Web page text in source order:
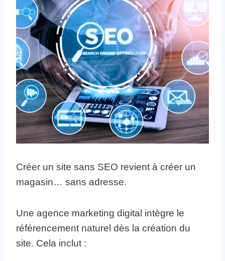
Créer un site sans SEO revient à créer un
magasin… sans adresse.
Une agence marketing digital intègre le
référencement naturel dès la création du
site. Cela inclut :